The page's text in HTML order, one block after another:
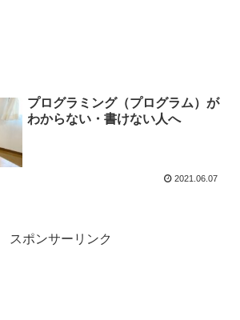
プログラミング（プログラム）が
わからない・書けない人へ
2021.06.07
スポンサーリンク